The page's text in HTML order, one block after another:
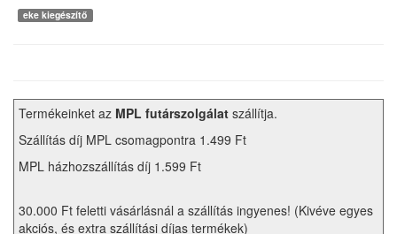
eke kiegészítő
Termékeinket az MPL futárszolgálat szállítja.
Szállítás díj MPL csomagpontra 1.499 Ft
MPL házhozszállítás díj 1.599 Ft
30.000 Ft feletti vásárlásnál a szállítás ingyenes! (Kivéve egyes
akciós, és extra szállítási díjas termékek)